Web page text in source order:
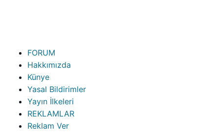
FORUM
Hakkımızda
Künye
Yasal Bildirimler
Yayın İlkeleri
REKLAMLAR
Reklam Ver